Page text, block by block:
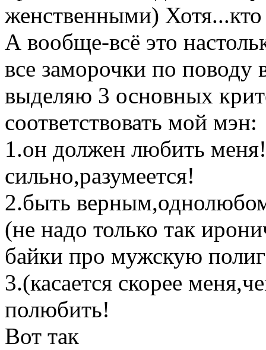
женственными) Хотя...кто
А вообще-всё это
все заморочки по поводу
выделяю 3 основных
соответствовать мой мэн:
1.он должен любить
сильно,разумеется!
2.быть
(не надо только так
байки про мужскую
3.(касается скорее
полюбить!
Вот так